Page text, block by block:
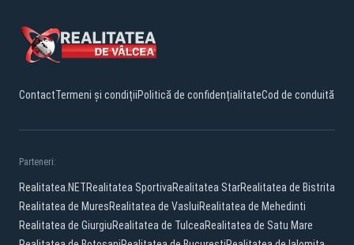
ContactTermeni și condițiiPolitică de confidențialitateCod de conduită
Parteneri:
Realitatea.NETRealitatea SportivaRealitatea StarRealitatea de Bistrita
Realitatea de MuresRealitatea de VasluiRealitatea de Mehedinti
Realitatea de GiurgiuRealitatea de TulceaRealitatea de Satu Mare